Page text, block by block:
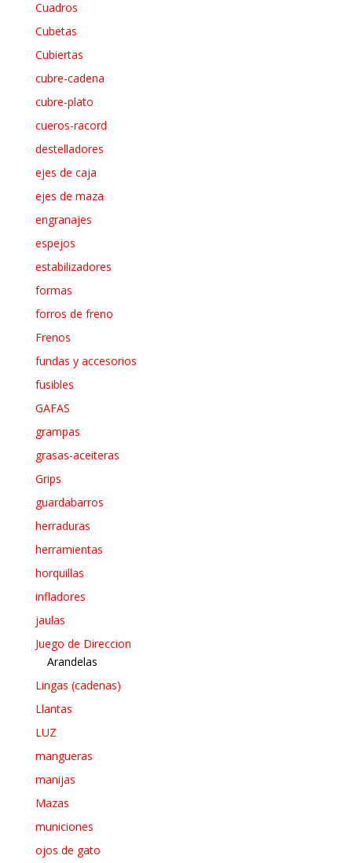
Cuadros
Cubetas
Cubiertas
cubre-cadena
cubre-plato
cueros-racord
destelladores
ejes de caja
ejes de maza
engranajes
espejos
estabilizadores
formas
forros de freno
Frenos
fundas y accesorios
fusibles
GAFAS
grampas
grasas-aceiteras
Grips
guardabarros
herraduras
herramientas
horquillas
infladores
jaulas
Juego de Direccion
Arandelas
Lingas (cadenas)
Llantas
LUZ
mangueras
manijas
Mazas
municiones
ojos de gato